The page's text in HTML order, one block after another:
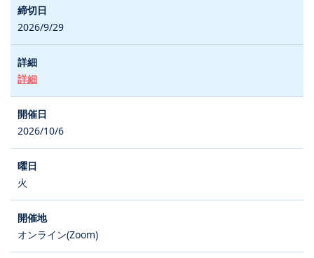
2026/9/29
詳細
2026/10/6
火
オンライン(Zoom)